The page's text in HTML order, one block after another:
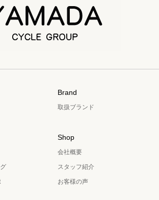
Brand
取扱ブランド
Shop
会社概要
スタッフ紹介
お客様の声